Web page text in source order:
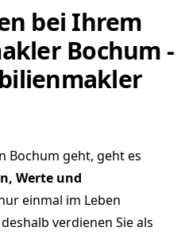
bei Ihrem
Bochum -
Bochum geht, geht es
Werte und
einmal im Leben
verdienen Sie als